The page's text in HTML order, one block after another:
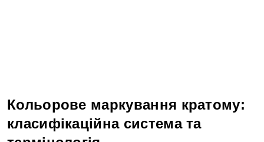
Кольорове маркування кратому:
класифікаційна система та